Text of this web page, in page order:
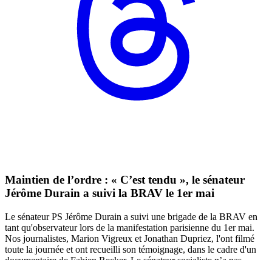
Maintien de l’ordre : « C’est tendu », le sénateur
Jérôme Durain a suivi la BRAV le 1er mai
Le sénateur PS Jérôme Durain a suivi une brigade de la BRAV en
tant qu'observateur lors de la manifestation parisienne du 1er mai.
Nos journalistes, Marion Vigreux et Jonathan Dupriez, l'ont filmé
toute la journée et ont recueilli son témoignage, dans le cadre d'un